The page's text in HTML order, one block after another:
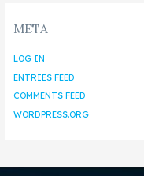
META
LOG IN
ENTRIES FEED
COMMENTS FEED
WORDPRESS.ORG